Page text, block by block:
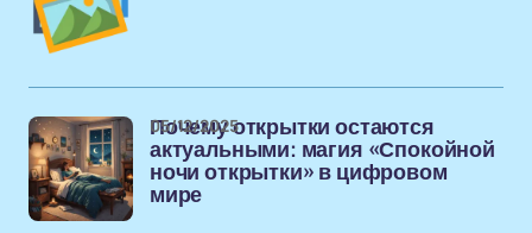
Почему открытки остаются
актуальными: магия «Спокойной
ночи открытки» в цифровом
мире
05/12/2025